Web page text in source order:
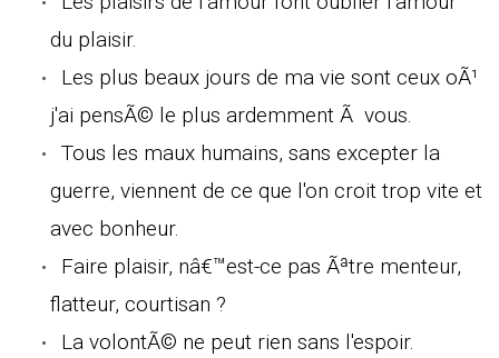
du plaisir.
Les plus beaux jours de ma vie sont ceux oÃ¹
j'ai pensÃ© le plus ardemment Ã vous.
Tous les maux humains, sans excepter la
guerre, viennent de ce que l'on croit trop vite et
avec bonheur.
Faire plaisir, nâ€™est-ce pas Ãªtre menteur,
flatteur, courtisan ?
La volontÃ© ne peut rien sans l'espoir.